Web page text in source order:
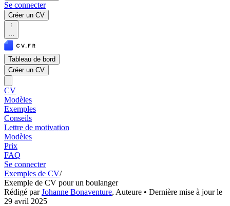
Se connecter
Créer un CV
...
Tableau de bord
Créer un CV
CV
Modèles
Exemples
Conseils
Lettre de motivation
Modèles
Prix
FAQ
Se connecter
Exemples de CV/
Exemple de CV pour un boulanger
Rédigé parJohanne Bonaventure, Auteure • Dernière mise à jour le
29 avril 2025